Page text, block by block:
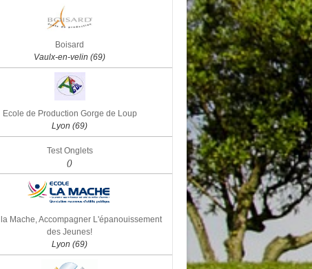
Boisard
Vaulx-en-velin (69)
Ecole de Production Gorge de Loup
Lyon (69)
Test Onglets
()
Mache, Accompagner L'épanouissement
des Jeunes!
Lyon (69)